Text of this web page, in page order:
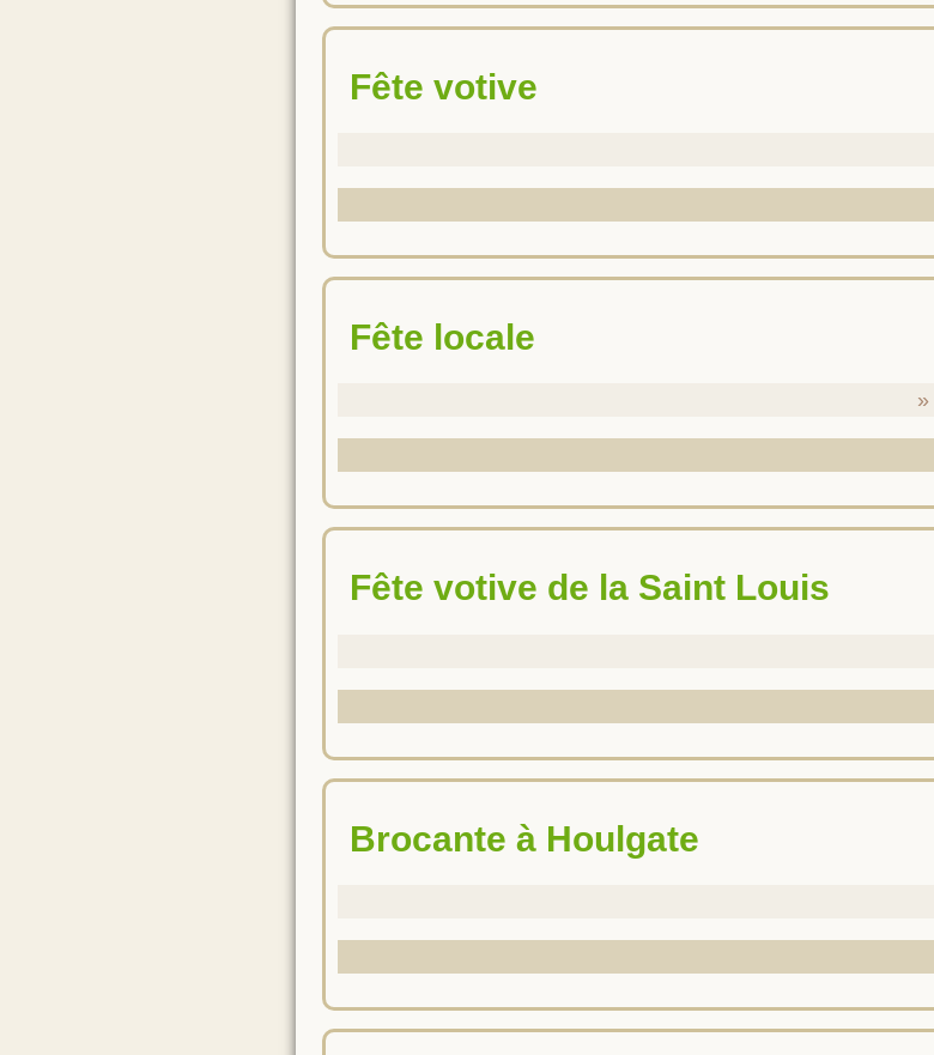
Fête votive
Fête locale
Fête votive de la Saint Louis
Brocante à Houlgate